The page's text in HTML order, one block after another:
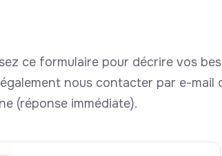
ce formulaire pour décrire vos
nous contacter par e-mail
(réponse immédiate).